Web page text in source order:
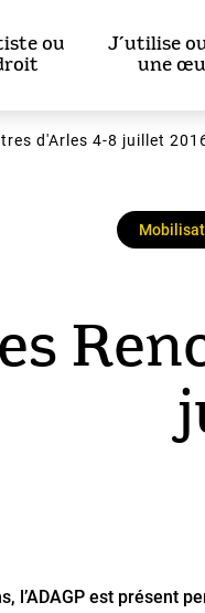
ou
J’utilise
une
d'Arles 4-8 juillet
l’ADAGP est présent